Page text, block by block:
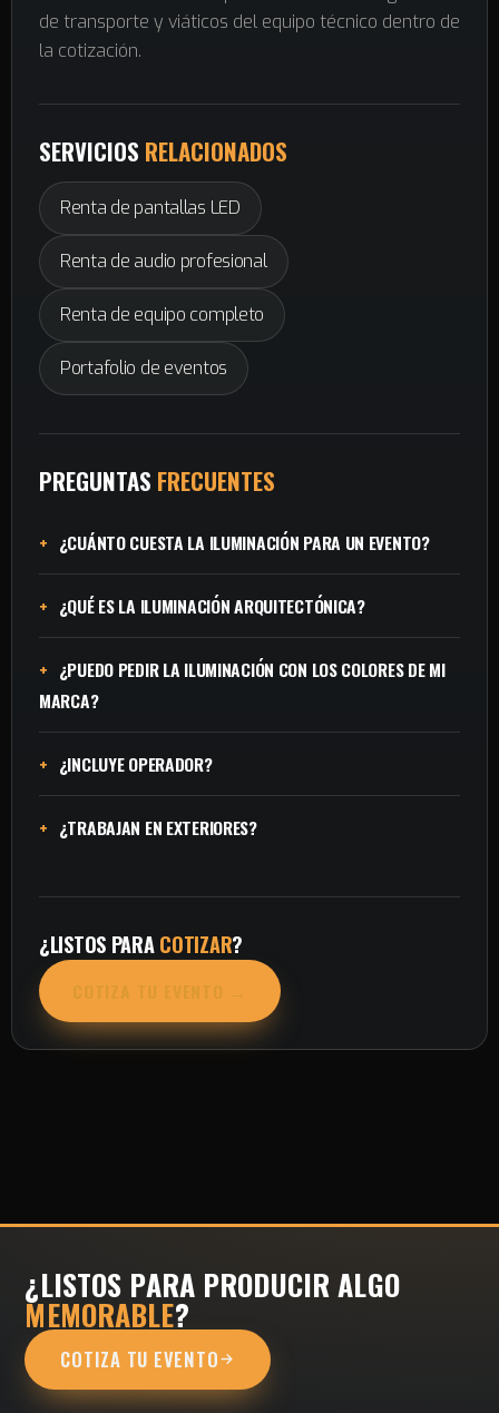
de transporte y viáticos del equipo técnico dentro de
la cotización.
SERVICIOS RELACIONADOS
Renta de pantallas LED
Renta de audio profesional
Renta de equipo completo
Portafolio de eventos
PREGUNTAS FRECUENTES
¿CUÁNTO CUESTA LA ILUMINACIÓN PARA UN EVENTO?
¿QUÉ ES LA ILUMINACIÓN ARQUITECTÓNICA?
¿PUEDO PEDIR LA ILUMINACIÓN CON LOS COLORES DE MI
MARCA?
¿INCLUYE OPERADOR?
¿TRABAJAN EN EXTERIORES?
¿LISTOS PARACOTIZAR?
¿LISTOS PARA PRODUCIR ALGO
MEMORABLE?
COTIZA TU EVENTO